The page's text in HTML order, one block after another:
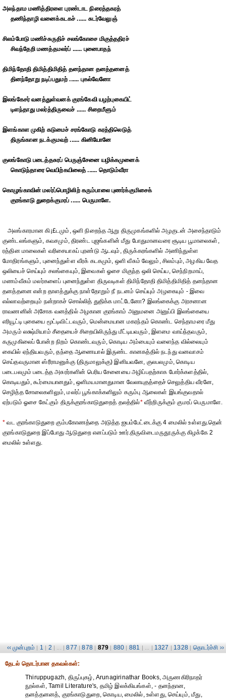
அலந்தாம மணித்திரளை புரண்டாட நிரைத்தகரத்
தணிந்தாழி வனைக்கடகச் ...... சுடர்வேலுஞ்
சிலம்போடு மணிச்சுருதிச் சலங்கோசை மிகுத்ததிரச்
சிவந்தேறி மணத்தமலர்ப் ...... புனைபாதந்
திமிந்தோதி திமித்திமிதித் தனந்தான தனத்தனனத்
தினந்தோறு நடிப்பதுமற் ...... புகல்வேனோ
இலங்கேசர் வனத்துள்வனக் குரங்கேவி யழற்புகையிட்
டிளந்தாது மலர்த்திருவைச் ...... சிறைமீளும்
இளங்காள முகிற் கடுமைச் சரங்கோடு கரத்திலெடுத்
திருங்கான நடக்குமவற் ...... கினியோனே
குலங்கோடு படைத்தசுரப் பெருஞ்சேனை யழிக்கமுனைக்
கொடுந்தாரை வெயிற்கயிலைத் ...... தொடும்வீரா
கொழுங்காவின் மலர்ப்பொழிலிற் கரும்பாலை புணர்க்குமிசைக்
குரங்காடு துறைக்குமரப் ...... பெருமாளே.
அலங்காரமான கி¡£டமும், ஒளி நிறைந்த ஆறு திருமுகங்களில் அழகுடன் அசைந்தாடும்
குண்டலங்களும், கவசமும், திரண்ட புஜங்களின் மீது போதுமானவரை சூடிய பூமாலைகள்,
ரத்தின மாலைகள் வரிசையாகப் புரண்டு ஆடவும், திருக்கரங்களில் அணிந்துள்ள
மோதிரங்களும், புனைந்துள்ள வீரக் கடகமும், ஒளி வீசும் வேலும், சிலம்பும், அழகிய வேத
ஒலியைச் செய்யும் சலங்கையும், இவைகள் ஓசை மிகுந்த ஒலி செய்ய, செந்நிறமாய்,
மணம்வீசும் மலர்களைப் புனைந்துள்ள திருவடிகள் திமிந்தோதி திமித்திமிதித் தனந்தான
தனத்தனன என்ற தாளத்துக்கு நாள்தோறும் நீ நடனம் செய்யும் அழகையும் - இவை
எல்லாவற்றையும் நன்றாகச் சொல்லித் துதிக்க மாட்டேனோ? இலங்கைக்கு அரசனான
ராவணனின் அசோக வனத்தில் அழகான குரங்காம் அனுமனை அனுப்பி இலங்கையை
எரியூட்டி புகையை மூட்டிவிட்டவரும், மென்மையான மகரந்தம் கொண்ட செந்தாமரை மீது
அமரும் லக்ஷ்மியாம் சீதையைச் சிறையிலிருந்து மீட்டியவரும், இளமை வாய்ந்தவரும்,
கருமுகிலைப் போன்ற நிறம் கொண்டவரும், கொடிய அம்பையும் வளைந்த வில்லையும்
கையில் ஏந்தியவரும், தந்தை ஆணையால் இருண்ட கானகத்தில் நடந்து வனவாசம்
செய்தவருமான ஸ்ரீராமனுக்கு (திருமாலுக்கு) இனியவனே, குலபலமும், கொடிய
படைபலமும் படைத்த அசுரர்களின் பெரிய சேனையை அழிப்பதற்காக போர்க்களத்தில்,
கொடியதும், கூர்மையானதும், ஒளிமயமானதுமான வேலாயுதத்தைச் செலுத்திய வீரனே,
செழித்த சோலைகளிலும், மலர்ப் பூங்காக்களிலும் கரும்பு ஆலைகள் இயங்குவதால்
ஏற்படும் ஓசை கேட்கும் திருக்குரங்காடுதுறைத் தலத்தில்*வீற்றிருக்கும் குமரப் பெருமாளே.
* வட குரங்காடுதுறை கும்பகோணத்தை அடுத்த ஐயம்பேட்டைக்கு 4 மைலில் உள்ளது.தென்
குரங்காடுதுறை இப்போது ஆடுதுறை எனப்படும் ஊர்.திருவிடைமருதூருக்கு கிழக்கே 2
மைலில் உள்ளது.
‹‹ முன்புறம் | 1 | 2 | ... | 877 | 878 | 879 | 880 | 881 | ... | 1327 | 1328 | தொடர்ச்சி ››
தேட‌ல் தொட‌ர்பான தகவ‌ல்க‌ள்:
Thiruppugazh, திருப்புகழ், Arunagirinathar Books, அருணகிரிநாதர்
நூல்கள், Tamil Literature's, தமிழ் இலக்கியங்கள், - தனந்தான,
தனத்தனனத், குரங்காடுதுறை, கொடிய, மைலில், உள்ளது, செய்யும், மீது,